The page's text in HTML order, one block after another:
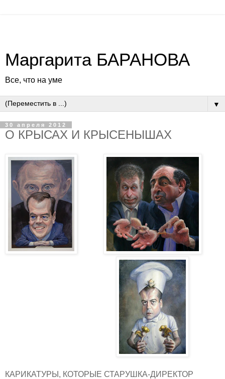
Маргарита БАРАНОВА
Все, что на уме
▼
30 апреля 2012
О КРЫСАХ И КРЫСЕНЫШАХ
КАРИКАТУРЫ, КОТОРЫЕ СТАРУШКА-ДИРЕКТОР